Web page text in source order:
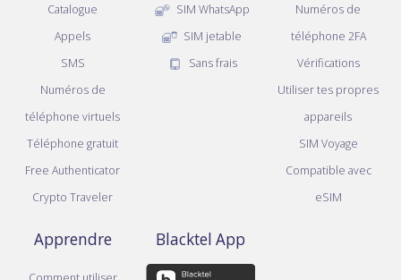
Catalogue
Appels
SMS
Numéros de
téléphone virtuels
Téléphone gratuit
Free Authenticator
Crypto Traveler
SIM WhatsApp
SIM jetable
Sans frais
Numéros de
téléphone 2FA
Vérifications
Utiliser tes propres
appareils
SIM Voyage
Compatible avec
eSIM
Apprendre Blacktel App